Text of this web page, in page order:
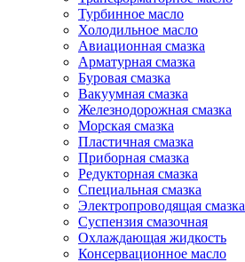
Турбинное масло
Холодильное масло
Авиационная смазка
Арматурная смазка
Буровая смазка
Вакуумная смазка
Железнодорожная смазка
Морская смазка
Пластичная смазка
Приборная смазка
Редукторная смазка
Специальная смазка
Электропроводящая смазка
Суспензия смазочная
Охлаждающая жидкость
Консервационное масло